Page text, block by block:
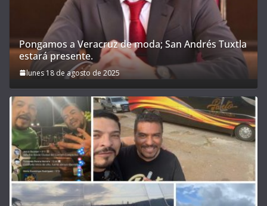
Pongamos a Veracruz de moda; San Andrés Tuxtla
estará presente.
lunes 18 de agosto de 2025